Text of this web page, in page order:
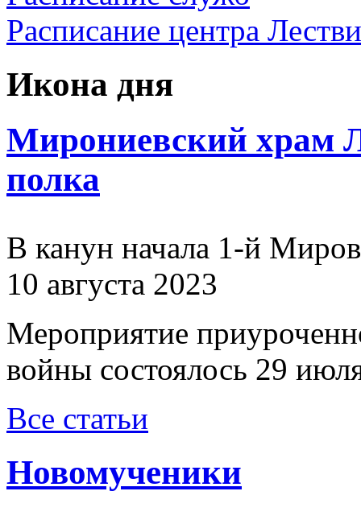
Расписание центра
Икона дня
Мирониевский храм
полка
В канун начала 1-й
10 августа 2023
Мероприятие
войны состоялось 29
Все статьи
Новомученики